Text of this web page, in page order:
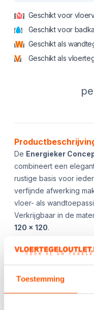
Toestemming
Geschikt voor
Geschikt voor
Geschikt als
Geschikt als
Product informatie
De Energieker
combineert een
rustige basis voor
verfijnde afwerking
vloer- als
Verkrijgbaar in de
120 x 120.
Pearl.
App ons gerust voor